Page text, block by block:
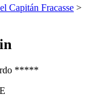
Capitán Fracasse >
*****